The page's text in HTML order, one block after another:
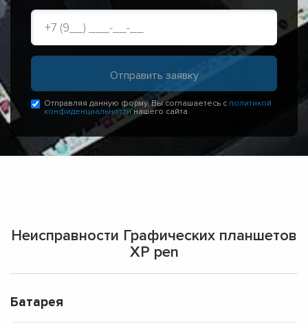
Отправляя данную форму, Вы соглашаетесь с политикой
конфиденциальностинашего сайта
Неисправности Графических планшетов
XP pen
Батарея